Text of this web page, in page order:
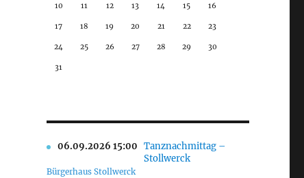
10 11 12 13 14 15 16
17 18 19 20 21 22 23
24 25 26 27 28 29 30
31
06.09.2026 15:00
Tanznachmittag –
Stollwerck
Bürgerhaus Stollwerck